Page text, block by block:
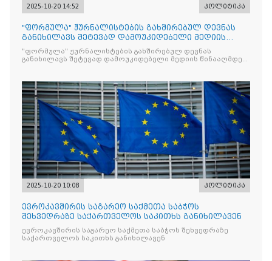
2025-10-20 14:52 პოლიტიკა
"ფორმულა" ჟურნალისტების გახშირებულ დევნას
განიხილავს შეტევად დამოუკიდებელი მედიის
წინააღმდ
"ფორმულა" ჟურნალისტების გახშირებულ დევნას
განიხილავს შეტევად დამოუკიდებელი მედიის წინააღმდეგ,
2025-10-20 10:08 პოლიტიკა
ევროკავშირის საგარეო საქმეთა საბჭოს
შეხვედრაზე საქართველოს საკითხს განიხილავენ
ევროკავშირის საგარეო საქმეთა საბჭოს შეხვედრაზე
საქართველოს საკითხს განიხილავენ